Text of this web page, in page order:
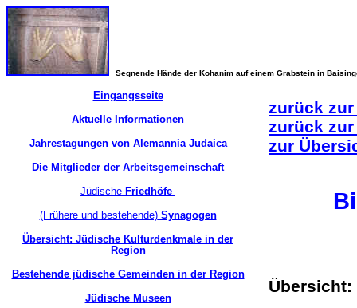
Segnende Hände der Kohanim auf einem Grabstein in
Eingangsseite
Aktuelle Informationen
Jahrestagungen von Alemannia Judaica
Die Mitglieder der Arbeitsgemeinschaft
Jüdische Friedhöfe
(Frühere und bestehende)Synagogen
Übersicht: Jüdische Kulturdenkmale in der
Region
Bestehende jüdische Gemeinden in der Region
Jüdische Museen
zurück
zurück
zur
Übersicht: